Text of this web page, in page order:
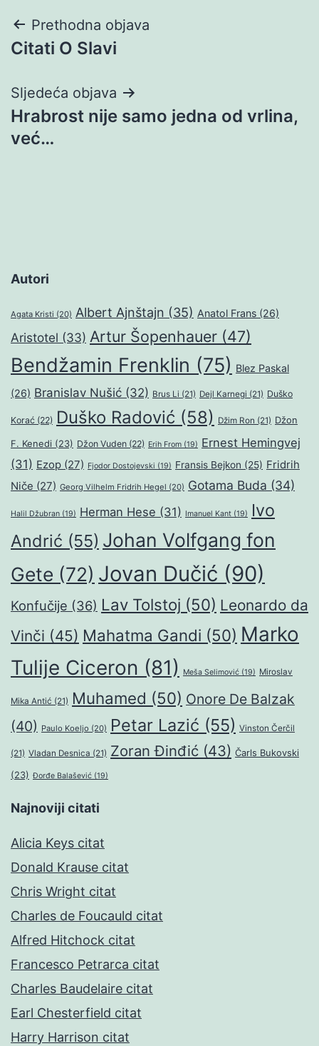
Navigacija
objava
Prethodna objava
Citati O Slavi
Sljedeća objava
Hrabrost nije samo jedna od vrlina,
već…
Autori
Agata Kristi (20) Albert Ajnštajn (35) Anatol Frans (26)
Aristotel (33) Artur Šopenhauer (47)
Bendžamin Frenklin (75) Blez Paskal
(26) Branislav Nušić (32) Brus Li (21) Dejl Karnegi (21) Duško
Korać (22) Duško Radović (58) Džim Ron (21) Džon
F. Kenedi (23) Džon Vuden (22) Erih From (19) Ernest Hemingvej
(31) Ezop (27) Fjodor Dostojevski (19) Fransis Bejkon (25) Fridrih
Niče (27) Georg Vilhelm Fridrih Hegel (20) Gotama Buda (34)
Halil Džubran (19) Herman Hese (31) Imanuel Kant (19)
Ivo
Andrić (55) Johan Volfgang fon
Gete (72) Jovan Dučić (90)
Konfučije (36) Lav Tolstoj (50) Leonardo da
Vinči (45) Mahatma Gandi (50) Marko
Tulije Ciceron (81) Meša Selimović (19) Miroslav
Mika Antić (21) Muhamed (50) Onore De Balzak
(40) Paulo Koeljo (20) Petar Lazić (55) Vinston Čerčil
(21) Vladan Desnica (21) Zoran Đinđić (43) Čarls Bukovski
(23) Đorđe Balašević (19)
Najnoviji citati
Alicia Keys citat
Donald Krause citat
Chris Wright citat
Charles de Foucauld citat
Alfred Hitchock citat
Francesco Petrarca citat
Charles Baudelaire citat
Earl Chesterfield citat
Harry Harrison citat